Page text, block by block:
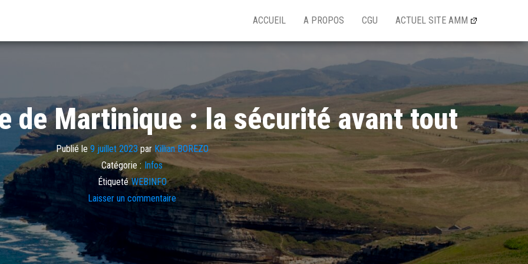
ACCUEIL A PROPOS CGU ACTUEL SITE AMM
de Martinique : la sécurité avant tout
Publié le 9 juillet 2023 par Killian BOREZO
Catégorie : Infos
Étiqueté WEBINFO
Laisser un commentaire